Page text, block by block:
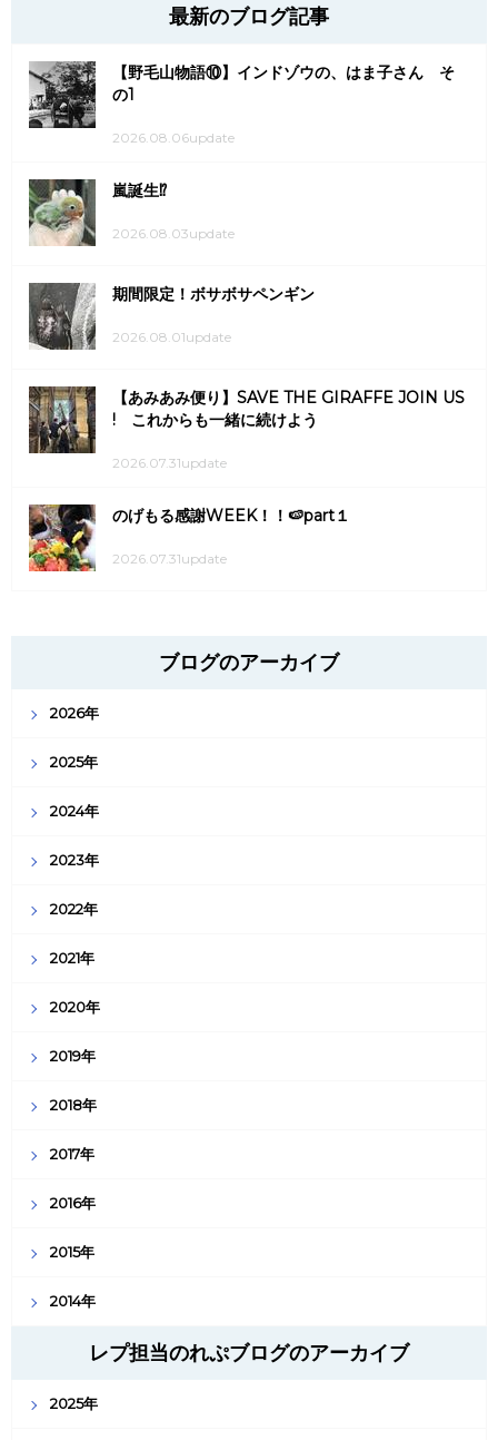
最新のブログ記事
【野毛山物語⑩】インドゾウの、はま子さん そ
の1
2026.08.06update
嵐誕生⁉
2026.08.03update
期間限定！ボサボサペンギン
2026.08.01update
【あみあみ便り】SAVE THE GIRAFFE JOIN US
! これからも一緒に続けよう
2026.07.31update
のげもる感謝WEEK！！🍉part１
2026.07.31update
ブログのアーカイブ
2026年
2025年
2024年
2023年
2022年
2021年
2020年
2019年
2018年
2017年
2016年
2015年
2014年
レプ担当のれぷブログのアーカイブ
2025年